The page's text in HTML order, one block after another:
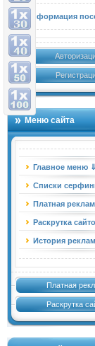
Информация
Меню сайта
Главное меню ⇓
Списки
Платная
Раскрутка
История
Платная
Раскрутка